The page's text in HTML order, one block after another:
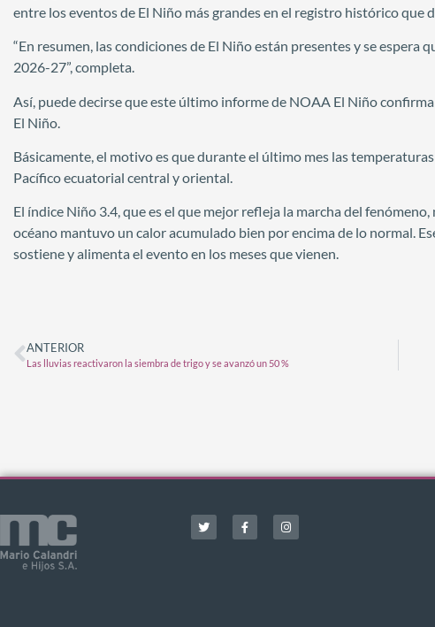
entre los eventos de El Niño más grandes en el registro histórico que
“En resumen, las condiciones de El Niño están presentes y se
2026-27”, completa.
Así, puede decirse que este último informe de NOAA El Niño
El Niño.
Básicamente, el motivo es que durante el último mes las
Pacífico ecuatorial central y oriental.
El índice Niño 3.4, que es el que mejor refleja la marcha del
océano mantuvo un calor acumulado bien por encima de lo normal.
sostiene y alimenta el evento en los meses que vienen.
ANTERIOR
Las lluvias reactivaron la siembra de trigo y se avanzó un 50 %